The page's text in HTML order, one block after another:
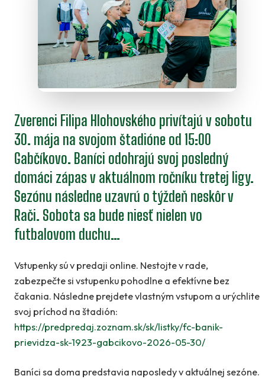
Zverenci Filipa Hlohovského privítajú v sobotu
30. mája na svojom štadióne od 15:00
Gabčíkovo. Baníci odohrajú svoj posledný
domáci zápas v aktuálnom ročníku tretej ligy.
Sezónu následne uzavrú o týždeň neskôr v
Rači. Sobota sa bude niesť nielen vo
futbalovom duchu…
Vstupenky sú v predaji online. Nestojte v rade,
zabezpečte si vstupenku pohodlne a efektívne bez
čakania. Následne prejdete vlastným vstupom a urýchlite
svoj príchod na štadión:
https://predpredaj.zoznam.sk/sk/listky/fc-banik-
prievidza-sk-1923-gabcikovo-2026-05-30/
Baníci sa doma predstavia naposledy v aktuálnej sezóne.